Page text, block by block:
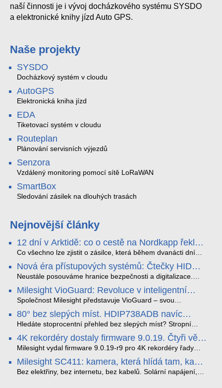
naší činnosti je i vývoj docházkového systému SYSDO
a elektronické knihy jízd Auto GPS.
Naše projekty
SYSDO
Docházkový systém v cloudu
AutoGPS
Elektronická kniha jízd
EDA
Tiketovací systém v cloudu
Routeplan
Plánování servisních výjezdů
Senzora
Vzdálený monitoring pomocí sítě LoRaWAN
SmartBox
Sledování zásilek na dlouhých trasách
Nejnovější články
12 dní v Arktidě: co o cestě na Nordkapp řekla
data ze SMARTBOX 2 MAX
Co všechno lze zjistit o zásilce, která během dvanácti dní
projede Arktidou? SMARTBOX 2 MAX jsme vzali na trasu z
Tromsø přes Lofoty, Kirunu a finské Laponsko až na
Nordkapp. Bez jediného dobití, v mrazu až −13 °C a mimo
otřesy i náklon. Výsledkem není jen čára na mapě, ale
podrobný datový příběh celé cesty.
Nová éra přístupových systémů: Čtečky HID
Signo
Neustále posouváme hranice bezpečnosti a digitalizace.
v oblasti kontroly přístupu – moderní a vysoce univerzální
čtečky HID Signo.
Milesight VioGuard: Revoluce v inteligentní
detekci dopravních přestupků
Společnost Milesight představuje VioGuard – svou
dopravních přestupků. Tento systém, poháněný
sofistikovanými algoritmy umělé inteligence (AI), je navržen
tak, aby poskytoval komplexní nástroje pro vymáhání
dopravních předpisů, zvyšoval bezpečnost na silnicích a
optimalizoval plynulost dopravy v moderních městech.
80° bez slepých míst. HDIP738ADB navíc
streamuje na YouTube – bez PC.
Hledáte stoprocentní přehled bez slepých míst? Stropní
panoramatická kamera HDIP738ADB skládá obraz ze dvou
4MP senzorů SONY do jednoho čistého 180° záběru bez
zkreslení. K tomu přidává AI detekci osob a vozidel,
YouTube – bez běžícího počítače.
4K rekordéry dostaly firmware 9.0.19. Čtyři věci,
které musíte vědět.
Milesight vydal firmware 9.0.19-r9 pro 4K rekordéry řady
které vám zjednoduší práci – a jedna z nich vám ušetří
spoustu zbytečných výjezdů k zákazníkům.
Milesight SC411: kamera, která hlídá tam, kam
kabel nedosáhne
Bez elektřiny, bez internetu, bez kabelů. Solární napájení,